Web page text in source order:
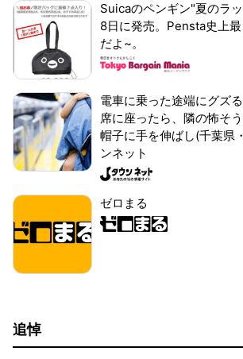
Suicaのペンギン"夏のラ
8日に発売。Pensta史上
だよ~。
電車に乗った途端にグズ
席に座ったら、隣の怖そ
帽子に手を伸ばし(千葉県
ンネット
ゼロまる
追悼